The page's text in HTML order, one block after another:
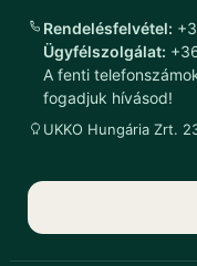
Rendelésfelvétel:
Ügyfélszolgálat:
A fenti
fogadjuk hívásod!
UKKO Hungária Zrt.